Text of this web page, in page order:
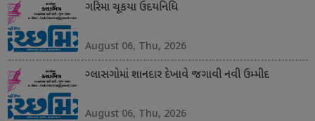
ગરિમા ચૂકયા ઉદયનિધિ
August 06, Thu, 2026
ગ્લાસગોમાં શાનદાર દેખાવે જગાવી નવી ઉમ્મીદ
August 06, Thu, 2026